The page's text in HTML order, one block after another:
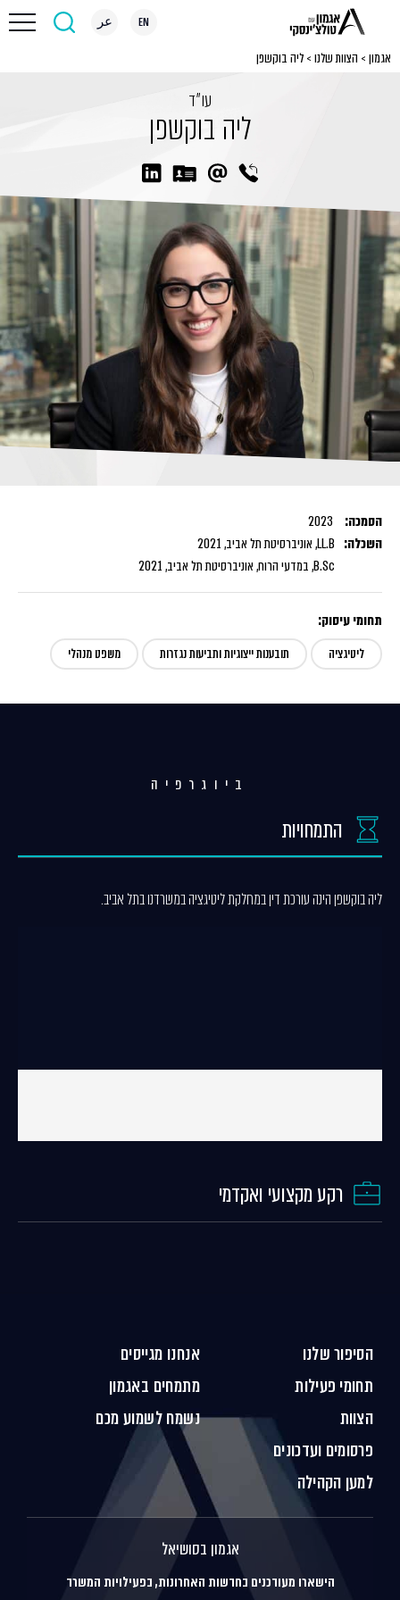
EN عر
אגמון > הצוות שלנו > ליה בוקשפן
עו״ד
ליה בוקשפן
הסמכה:
השכלה: LL.B, אוניברסיטת תל אביב, 2021
B.Sc, במדעי הרוח, אוניברסיטת תל אביב, 2021
תחומי עיסוק:
ליטיגציה תובענות ייצוגיות ותביעות נגזרות משפט מנהלי
ביוגרפיה
התמחויות
ליה בוקשפן הינה עורכת דין במחלקת ליטיגציה במשרדנו בתל אביב.
רקע מקצועי ואקדמי
הסיפור שלנו
תחומי פעילות
הצוות
פרסומים ועדכונים
למען הקהילה
אנחנו מגייסים
מתמחים באגמון
נשמח לשמוע מכם
אגמון בסושיאל
הישארו מעודכנים בחדשות האחרונות, בפעילויות המשרד